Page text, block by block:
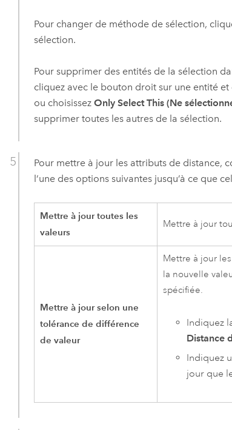
Pour changer de méthode de sélection,
sélection.
Pour supprimer des entités de la sélection
cliquez avec le bouton droit sur une entité et
ou choisissezOnly Select This (Ne
supprimer toutes les autres de la sélection.
Pour mettre à jour les attributs de distance,
l’une des options suivantes jusqu’à ce que
Mettre à jour toutes les
valeurs
Mettre à jour
Mettre à jour selon une
tolérance de différence
de valeur
Mettre à jour
la nouvelle
spécifiée.
Indiquez
Distance
Indiquez
jour que